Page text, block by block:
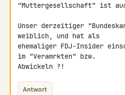
"Muttergesellschaft" ist
Unser derzeitiger
weiblich, und hat als
ehemaliger FDJ-Insider
im "Veramrkten" bzw.
Abwickeln ?!
Antwort